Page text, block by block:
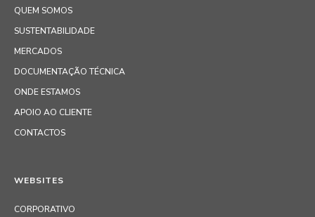
QUEM SOMOS
SUSTENTABILIDADE
MERCADOS
DOCUMENTAÇÃO TÉCNICA
ONDE ESTAMOS
APOIO AO CLIENTE
CONTACTOS
WEBSITES
CORPORATIVO